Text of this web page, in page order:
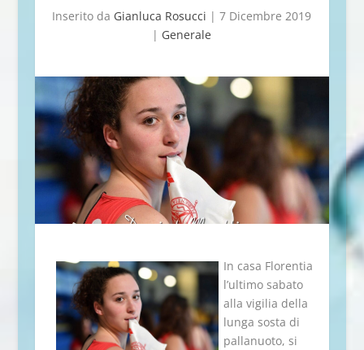
Inserito da Gianluca Rosucci |7 Dicembre 2019
| Generale
In casa Florentia
l’ultimo sabato
alla vigilia della
lunga sosta di
pallanuoto, si